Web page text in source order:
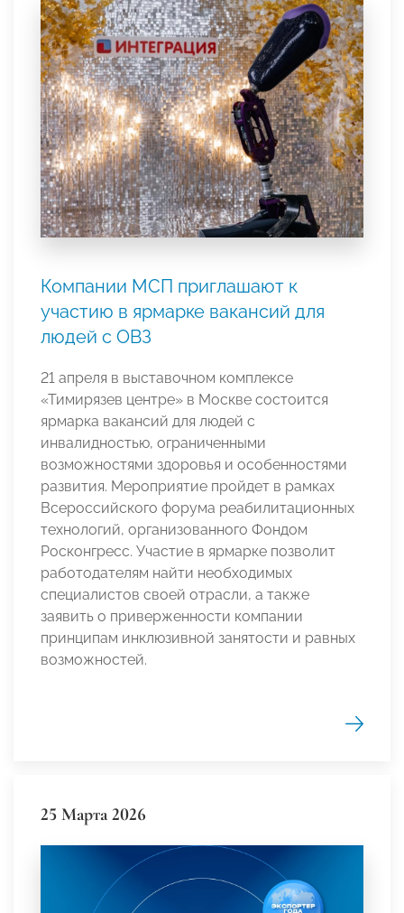
Компании МСП приглашают к
участию в ярмарке вакансий для
людей с ОВЗ
21 апреля в выставочном комплексе
«Тимирязев центре» в Москве состоится
ярмарка вакансий для людей с
инвалидностью, ограниченными
возможностями здоровья и особенностями
развития. Мероприятие пройдет в рамках
Всероссийского форума реабилитационных
технологий, организованного Фондом
Росконгресс. Участие в ярмарке позволит
работодателям найти необходимых
специалистов своей отрасли, а также
заявить о приверженности компании
принципам инклюзивной занятости и равных
возможностей.
25 Марта 2026